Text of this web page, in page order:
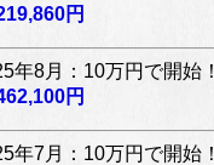
円
年8月：10万円で開始！
円
年7月：10万円で開始！